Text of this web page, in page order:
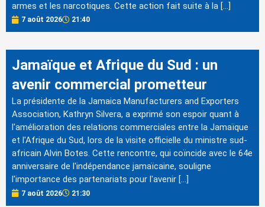
armes et les narcotiques. Cette action fait suite à la […]
7 août 2026 21:40
Jamaïque et Afrique du Sud : un
avenir commercial prometteur
La présidente de la Jamaica Manufacturers and Exporters
Association, Kathryn Silvera, a exprimé son espoir quant à
l'amélioration des relations commerciales entre la Jamaïque
et l'Afrique du Sud, lors de la visite officielle du ministre sud-
africain Alvin Botes. Cette rencontre, qui coïncide avec le 64e
anniversaire de l'indépendance jamaïcaine, souligne
l'importance des partenariats pour l'avenir […]
7 août 2026 21:30